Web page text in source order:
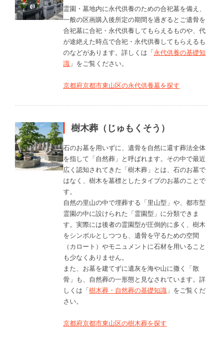
霊園・墓地内に永代供養のための合祀墓を備え、
一般の区画購入後所定の期間を過ぎるとご遺骨を
合祀墓に合祀・永代供養してもらえるものや、代
が途絶えた時点で合祀・永代供養してもらえるも
のなどがあります。詳しくは「永代供養の基礎知
識 」をご覧ください。
京都府京都市東山区の永代供養墓を探す
樹木葬（じゅもくそう）
石のお墓を用いずに、遺骨を自然に還す葬法全体
を指して「自然葬」と呼ばれます。その中で最近
広く認知されてきた「樹木葬」とは、石のお墓で
はなく、樹木を墓標としたタイプのお墓のことで
す。
自然の里山の中で埋葬する「里山型」や、都市型
霊園の中に設けられた「霊園型」に分類できま
す。実際には後者の霊園型が圧倒的に多く、樹木
をシンボルとしつつも、遺骨を守るための空間
（カロート）やモニュメントに石材を用いること
も少なくありません。
また、お墓を建てずに遺灰を海や山に撒く「散
骨」も、自然葬の一形態と見なされています。詳
しくは「樹木葬・自然葬の基礎知識 」をご覧くだ
さい。
京都府京都市東山区の樹木葬を探す